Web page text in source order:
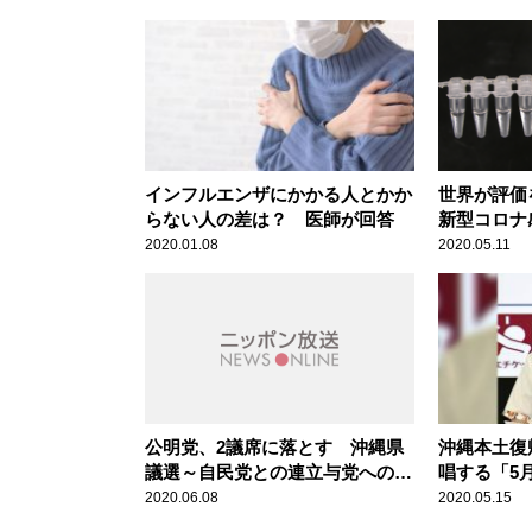
インフルエンザにかかる人とかか
らない人の差は？ 医師が回答
2020.01.08
世界が評
新型コロ
る
2020.05.11
公明党、2議席に落とす 沖縄県
議選～自民党との連立与党への影
響も
2020.06.08
沖縄本土復
唱する「5
に」
2020.05.15